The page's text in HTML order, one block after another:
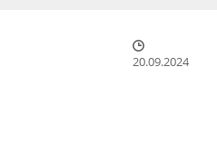
20.09.2024